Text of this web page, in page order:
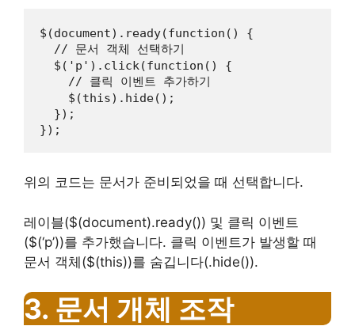
$(document).ready(function() {
  // 문서 객체 선택하기
  $('p').click(function() {
    // 클릭 이벤트 추가하기
    $(this).hide();
  });
});
위의 코드는 문서가 준비되었을 때 선택합니다.
레이블($(document).ready()) 및 클릭 이벤트
($(‘p’))를 추가했습니다. 클릭 이벤트가 발생할 때
문서 객체($(this))를 숨깁니다(.hide()).
3. 문서 개체 조작